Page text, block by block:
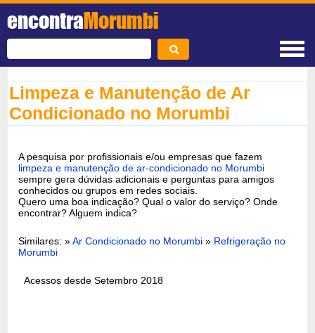
encontraMorumbi
Limpeza e Manutenção de Ar
Condicionado no Morumbi
A pesquisa por profissionais e/ou empresas que fazem
limpeza e manutenção de ar-condicionado no Morumbi
sempre gera dúvidas adicionais e perguntas para amigos
conhecidos ou grupos em redes sociais.
Quero uma boa indicação? Qual o valor do serviço? Onde
encontrar? Alguem indica?
Similares: »Ar Condicionado no Morumbi » Refrigeração no
Morumbi
Acessos desde Setembro 2018